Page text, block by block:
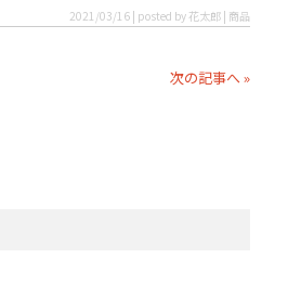
2021/03/16 | posted by 花太郎 | 商品
次の記事へ »